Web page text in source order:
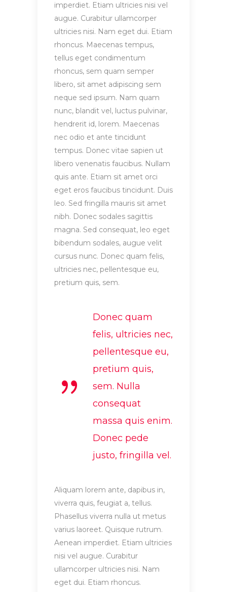
imperdiet. Etiam ultricies nisi vel
augue. Curabitur ullamcorper
ultricies nisi. Nam eget dui. Etiam
rhoncus. Maecenas tempus,
tellus eget condimentum
rhoncus, sem quam semper
libero, sit amet adipiscing sem
neque sed ipsum. Nam quam
nunc, blandit vel, luctus pulvinar,
hendrerit id, lorem. Maecenas
nec odio et ante tincidunt
tempus. Donec vitae sapien ut
libero venenatis faucibus. Nullam
quis ante. Etiam sit amet orci
eget eros faucibus tincidunt. Duis
leo. Sed fringilla mauris sit amet
nibh. Donec sodales sagittis
magna. Sed consequat, leo eget
bibendum sodales, augue velit
cursus nunc. Donec quam felis,
ultricies nec, pellentesque eu,
pretium quis, sem.
Donec quam
felis, ultricies nec,
pellentesque eu,
pretium quis,
sem. Nulla
consequat
massa quis enim.
Donec pede
justo, fringilla vel.
Aliquam lorem ante, dapibus in,
viverra quis, feugiat a, tellus.
Phasellus viverra nulla ut metus
varius laoreet. Quisque rutrum.
Aenean imperdiet. Etiam ultricies
nisi vel augue. Curabitur
ullamcorper ultricies nisi. Nam
eget dui. Etiam rhoncus.